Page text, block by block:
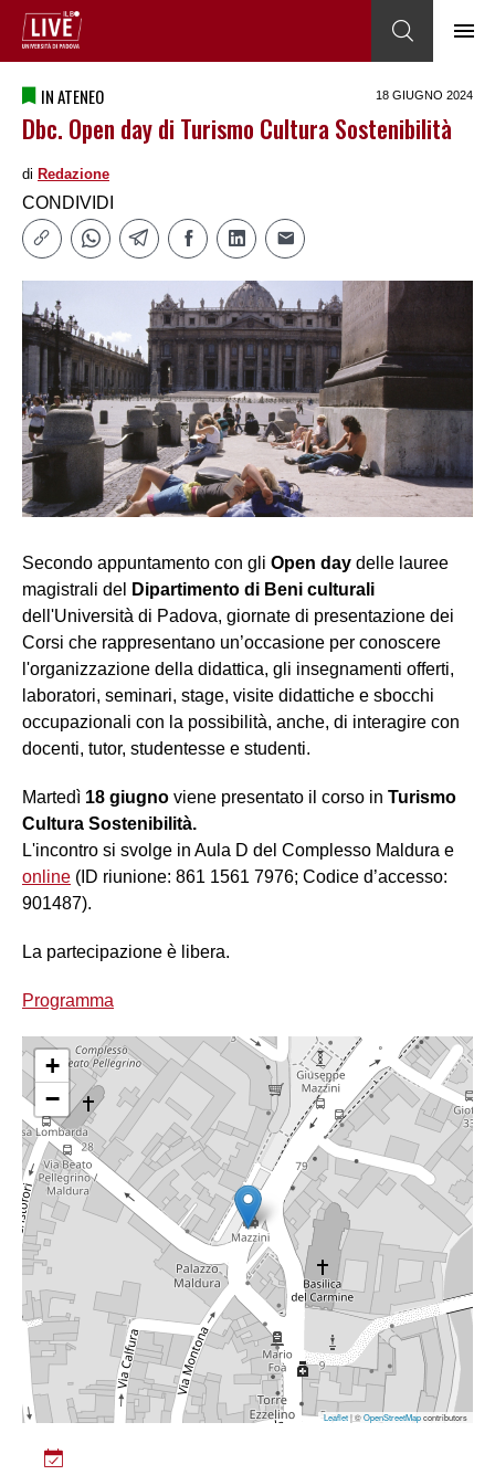
IN ATENEO 18 GIUGNO 2024
Dbc. Open day di Turismo Cultura Sostenibilità
di Redazione
CONDIVIDI
Secondo appuntamento con gli Open day delle lauree
magistrali del
Dipartimento di Beni culturali
dell'Università di Padova, giornate di presentazione dei
Corsi che rappresentano un’occasione per conoscere
l'organizzazione della didattica, gli insegnamenti offerti,
laboratori, seminari, stage, visite didattiche e sbocchi
occupazionali con la possibilità, anche, di interagire con
docenti, tutor, studentesse e studenti.
Martedì 18 giugno viene presentato il corso in Turismo
Cultura Sostenibilità.
L'incontro si svolge in Aula D del Complesso Maldura e
online (ID riunione: 861 1561 7976; Codice d’accesso:
901487).
La partecipazione è libera.
Programma
+
−
Leaflet| ©OpenStreetMapcontributors